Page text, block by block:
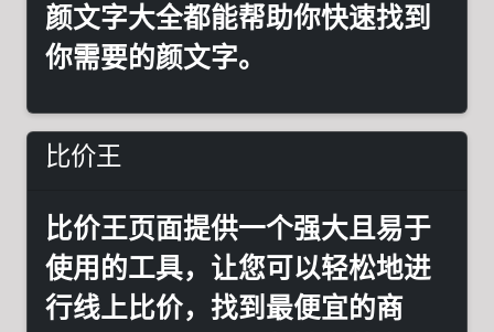
颜文字大全都能帮助你快速找到
你需要的颜文字。
比价王
比价王页面提供一个强大且易于
使用的工具，让您可以轻松地进
行线上比价，找到最便宜的商